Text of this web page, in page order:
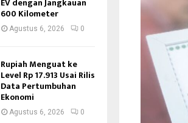
600 Kilometer
Agustus 6, 2026 0
Rupiah Menguat ke
Level Rp 17.913 Usai Rilis
Data Pertumbuhan
Ekonomi
Agustus 6, 2026 0